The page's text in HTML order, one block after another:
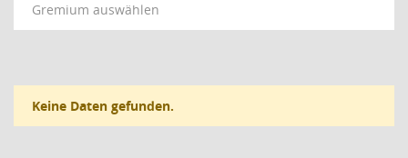
Gremium auswählen
Keine Daten gefunden.